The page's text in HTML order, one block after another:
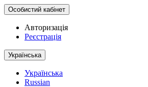
Особистий кабінет
Авторизація
Реєстрація
Українська
Українська
Russian